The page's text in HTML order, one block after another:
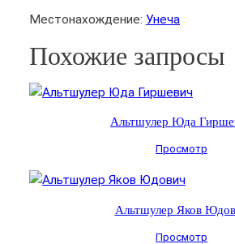
Местонахождение: Унеча
Похожие запросы
Альтшулер Юда
Просмотр
Альтшулер Яков
Просмотр